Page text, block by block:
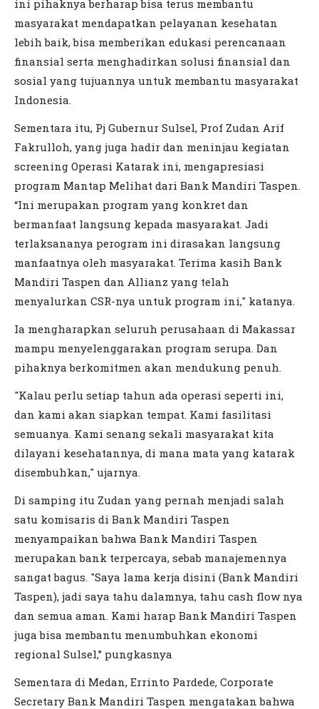
ini pihaknya berharap bisa terus membantu
masyarakat mendapatkan pelayanan kesehatan
lebih baik, bisa memberikan edukasi perencanaan
finansial serta menghadirkan solusi finansial dan
sosial yang tujuannya untuk membantu masyarakat
Indonesia.
Sementara itu, Pj Gubernur Sulsel, Prof Zudan Arif
Fakrulloh, yang juga hadir dan meninjau kegiatan
screening Operasi Katarak ini, mengapresiasi
program Mantap Melihat dari Bank Mandiri Taspen.
“Ini merupakan program yang konkret dan
bermanfaat langsung kepada masyarakat. Jadi
terlaksananya perogram ini dirasakan langsung
manfaatnya oleh masyarakat. Terima kasih Bank
Mandiri Taspen dan Allianz yang telah
menyalurkan CSR-nya untuk program ini," katanya.
Ia mengharapkan seluruh perusahaan di Makassar
mampu menyelenggarakan program serupa. Dan
pihaknya berkomitmen akan mendukung penuh.
"Kalau perlu setiap tahun ada operasi seperti ini,
dan kami akan siapkan tempat. Kami fasilitasi
semuanya. Kami senang sekali masyarakat kita
dilayani kesehatannya, di mana mata yang katarak
disembuhkan," ujarnya.
Di samping itu Zudan yang pernah menjadi salah
satu komisaris di Bank Mandiri Taspen
menyampaikan bahwa Bank Mandiri Taspen
merupakan bank terpercaya, sebab manajemennya
sangat bagus. "Saya lama kerja disini (Bank Mandiri
Taspen), jadi saya tahu dalamnya, tahu cash flow nya
dan semua aman. Kami harap Bank Mandiri Taspen
juga bisa membantu menumbuhkan ekonomi
regional Sulsel,” pungkasnya
Sementara di Medan, Errinto Pardede, Corporate
Secretary Bank Mandiri Taspen mengatakan bahwa